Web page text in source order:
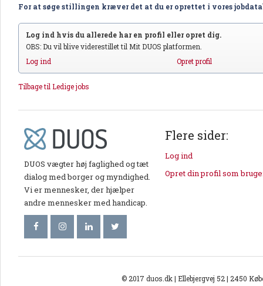
For at søge stillingen kræver det at du er oprettet i vores
Log ind hvis du allerede har en profil eller opret dig.
OBS: Du vil blive viderestillet til Mit DUOS platformen.
Log ind
Opret profil
Tilbage til Ledige jobs
DUOS vægter høj faglighed og tæt
dialog med borger og myndighed.
Vi er mennesker, der hjælper
andre mennesker med handicap.
Flere sider:
Log ind
Opret din profil som
© 2017 duos.dk | Ellebjergvej 52 | 2450